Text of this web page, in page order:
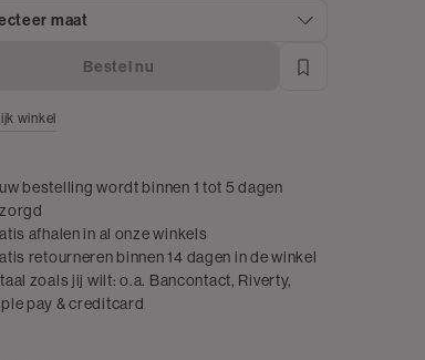
maat
Bestel nu
winkel
bestelling wordt binnen 1 tot 5 dagen
afhalen in al onze winkels
retourneren binnen 14 dagen in de winkel
zoals jij wilt: o.a. Bancontact, Riverty,
pay & creditcard